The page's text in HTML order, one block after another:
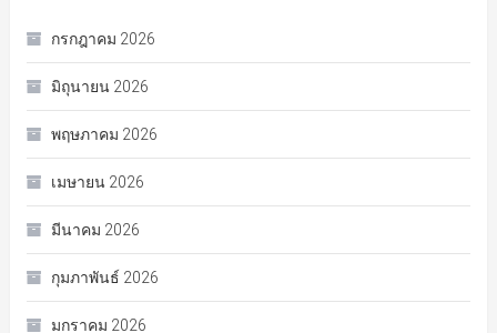
กรกฎาคม 2026
มิถุนายน 2026
พฤษภาคม 2026
เมษายน 2026
มีนาคม 2026
กุมภาพันธ์ 2026
มกราคม 2026